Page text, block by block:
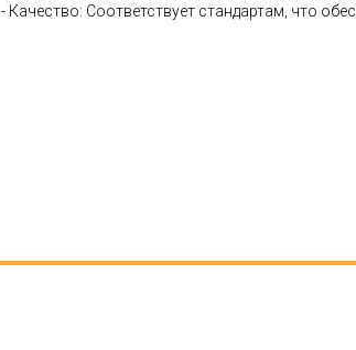
- Качество: Соответствует стандартам, что